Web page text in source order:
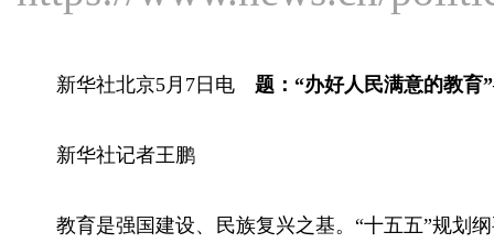
新华社北京5月7日电 题：“办好人民满意的教
新华社记者王鹏
教育是强国建设、民族复兴之基。“十五五”规划